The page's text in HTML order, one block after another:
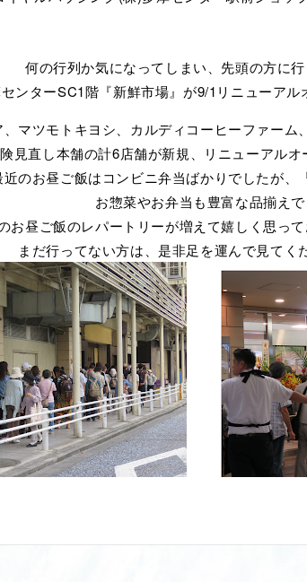
何の行列か気になってしまい、先頭の方に行
ンターSC1階『新鮮市場』が9/1リニューアル
マツモトキヨシ、カルディコーヒーファーム
見直し本舗の計6店舗が新規、リニューアルオ
近のお昼ご飯はコンビニ弁当ばかりでしたが、
お惣菜やお弁当も豊富な品揃えで
お昼ご飯のレパートリーが増えて嬉しく思って
まだ行ってない方は、是非足を運んで見てく